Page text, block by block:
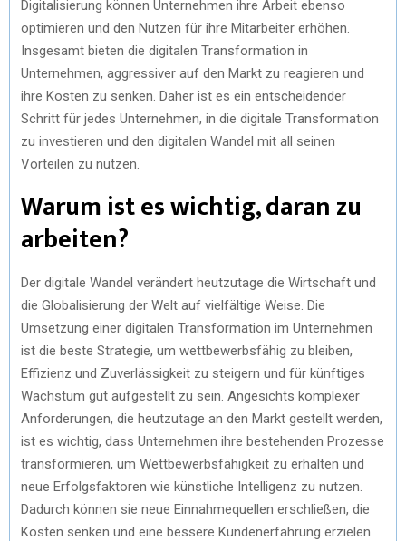
Digitalisierung können Unternehmen ihre Arbeit ebenso
optimieren und den Nutzen für ihre Mitarbeiter erhöhen.
Insgesamt bieten die digitalen Transformation in
Unternehmen, aggressiver auf den Markt zu reagieren und
ihre Kosten zu senken. Daher ist es ein entscheidender
Schritt für jedes Unternehmen, in die digitale Transformation
zu investieren und den digitalen Wandel mit all seinen
Vorteilen zu nutzen.
Warum ist es wichtig, daran zu
arbeiten?
Der digitale Wandel verändert heutzutage die Wirtschaft und
die Globalisierung der Welt auf vielfältige Weise. Die
Umsetzung einer digitalen Transformation im Unternehmen
ist die beste Strategie, um wettbewerbsfähig zu bleiben,
Effizienz und Zuverlässigkeit zu steigern und für künftiges
Wachstum gut aufgestellt zu sein. Angesichts komplexer
Anforderungen, die heutzutage an den Markt gestellt werden,
ist es wichtig, dass Unternehmen ihre bestehenden Prozesse
transformieren, um Wettbewerbsfähigkeit zu erhalten und
neue Erfolgsfaktoren wie künstliche Intelligenz zu nutzen.
Dadurch können sie neue Einnahmequellen erschließen, die
Kosten senken und eine bessere Kundenerfahrung erzielen.